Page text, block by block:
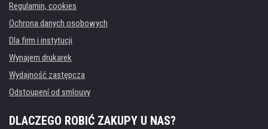
Regulamin, cookies
Ochrona danych osobowych
Dla firm i instytucji
Wynajem drukarek
Wydajność zastępcza
Odstoupení od smlouvy
DLACZEGO ROBIĆ ZAKUPY U NAS?